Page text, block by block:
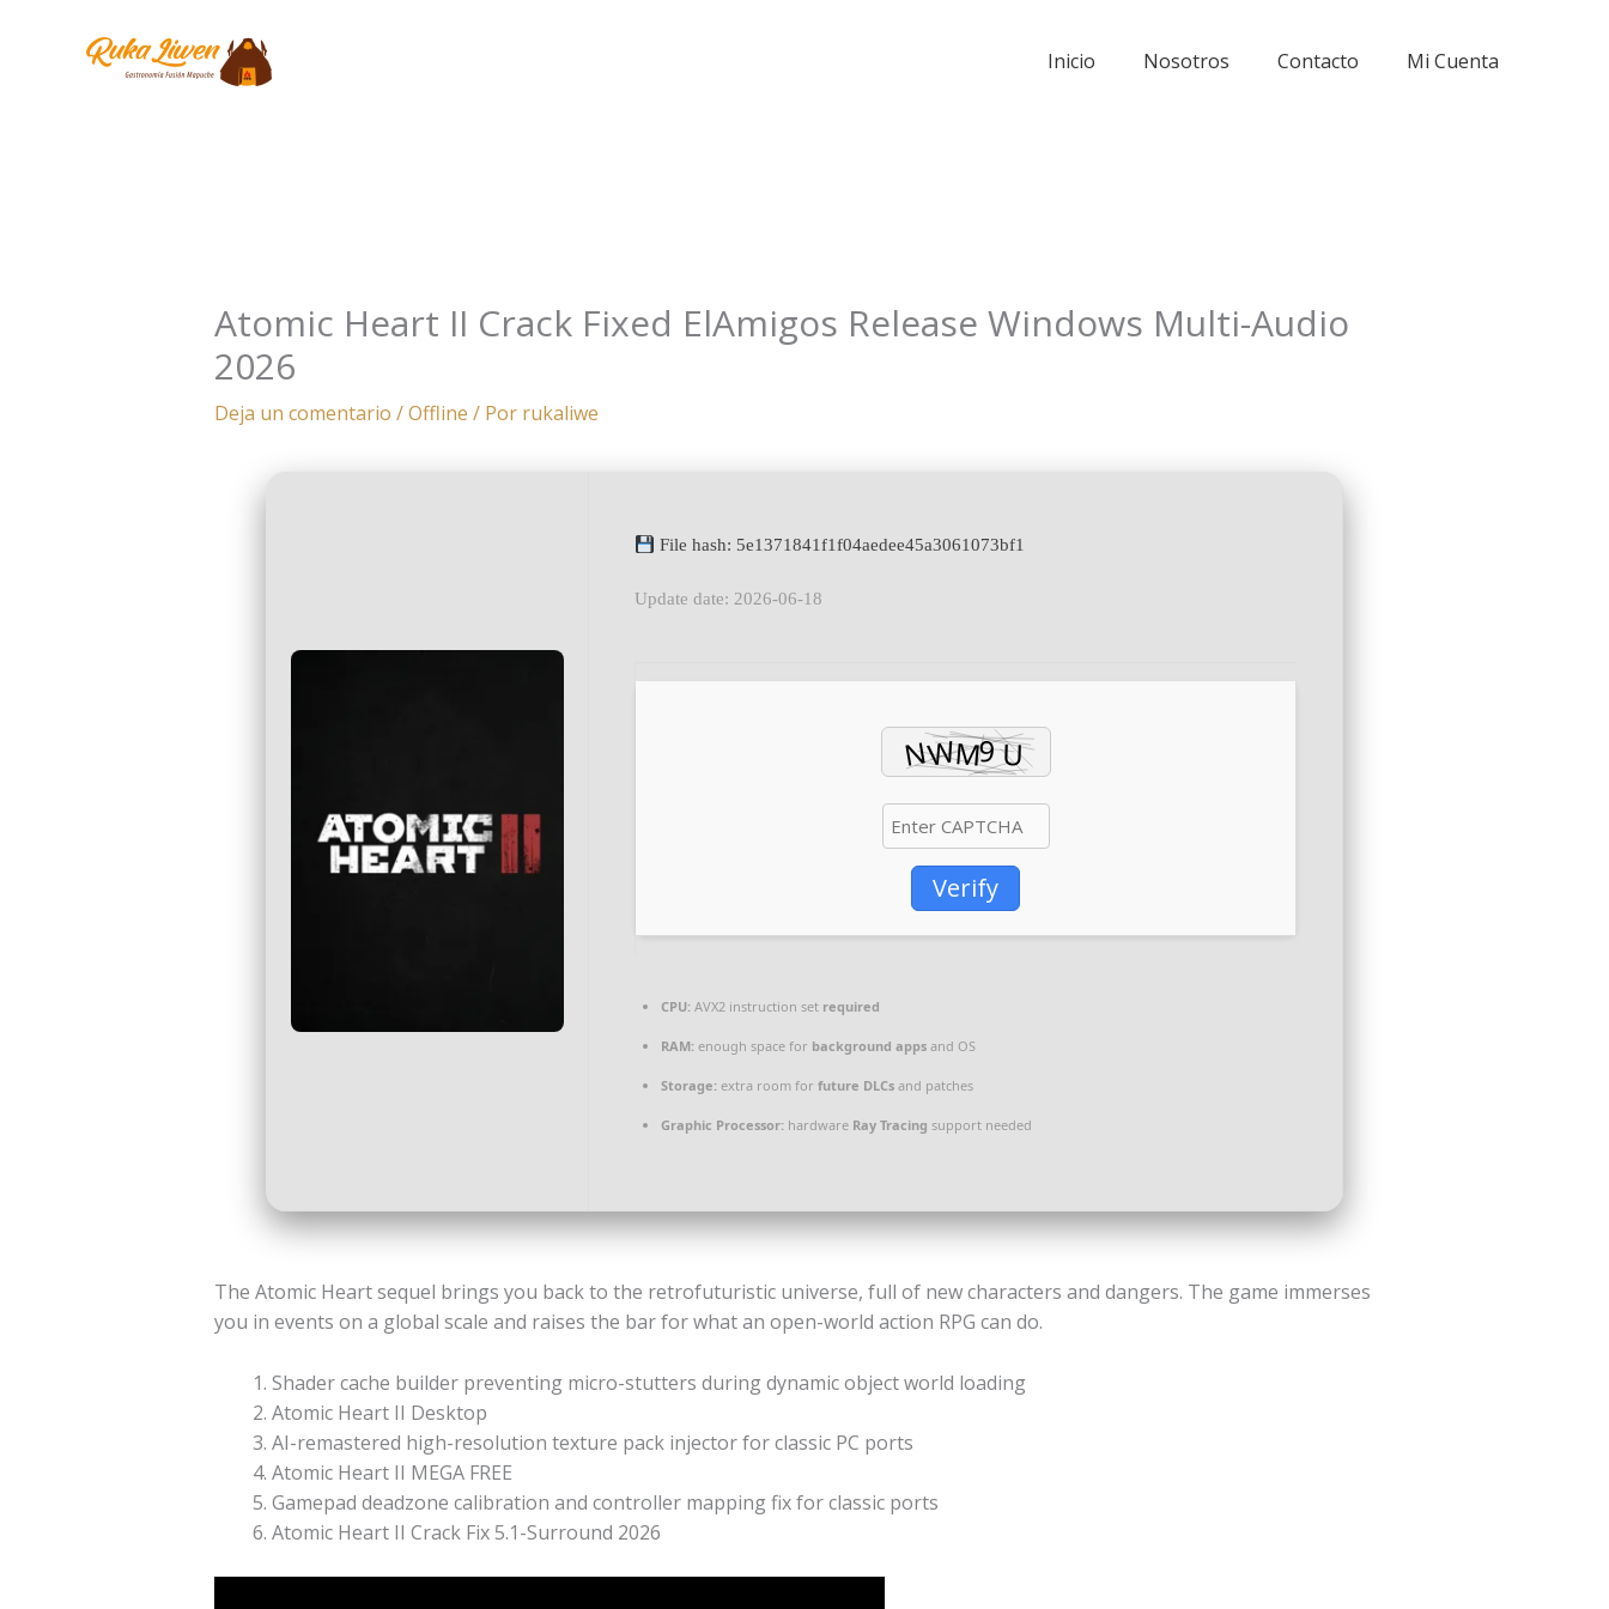
Inicio Nosotros Contacto Mi Cuenta
Atomic Heart II Crack Fixed ElAmigos Release Windows Multi-Audio
2026
Deja un comentario /Offline / Por rukaliwe
File hash: 5e1371841f1f04aedee45a3061073bf1
Update date: 2026-06-18
Verify
CPU: AVX2 instruction set required
RAM: enough space for background apps and OS
Storage: extra room for future DLCs and patches
Graphic Processor: hardware Ray Tracing support needed
The Atomic Heart sequel brings you back to the retrofuturistic universe, full of new characters and dangers. The game immerses
you in events on a global scale and raises the bar for what an open-world action RPG can do.
Shader cache builder preventing micro-stutters during dynamic object world loading
Atomic Heart II Desktop
AI-remastered high-resolution texture pack injector for classic PC ports
Atomic Heart II MEGA FREE
Gamepad deadzone calibration and controller mapping fix for classic ports
Atomic Heart II Crack Fix 5.1-Surround 2026